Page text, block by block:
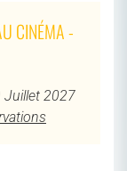
CINÉMA -
Juillet 2027